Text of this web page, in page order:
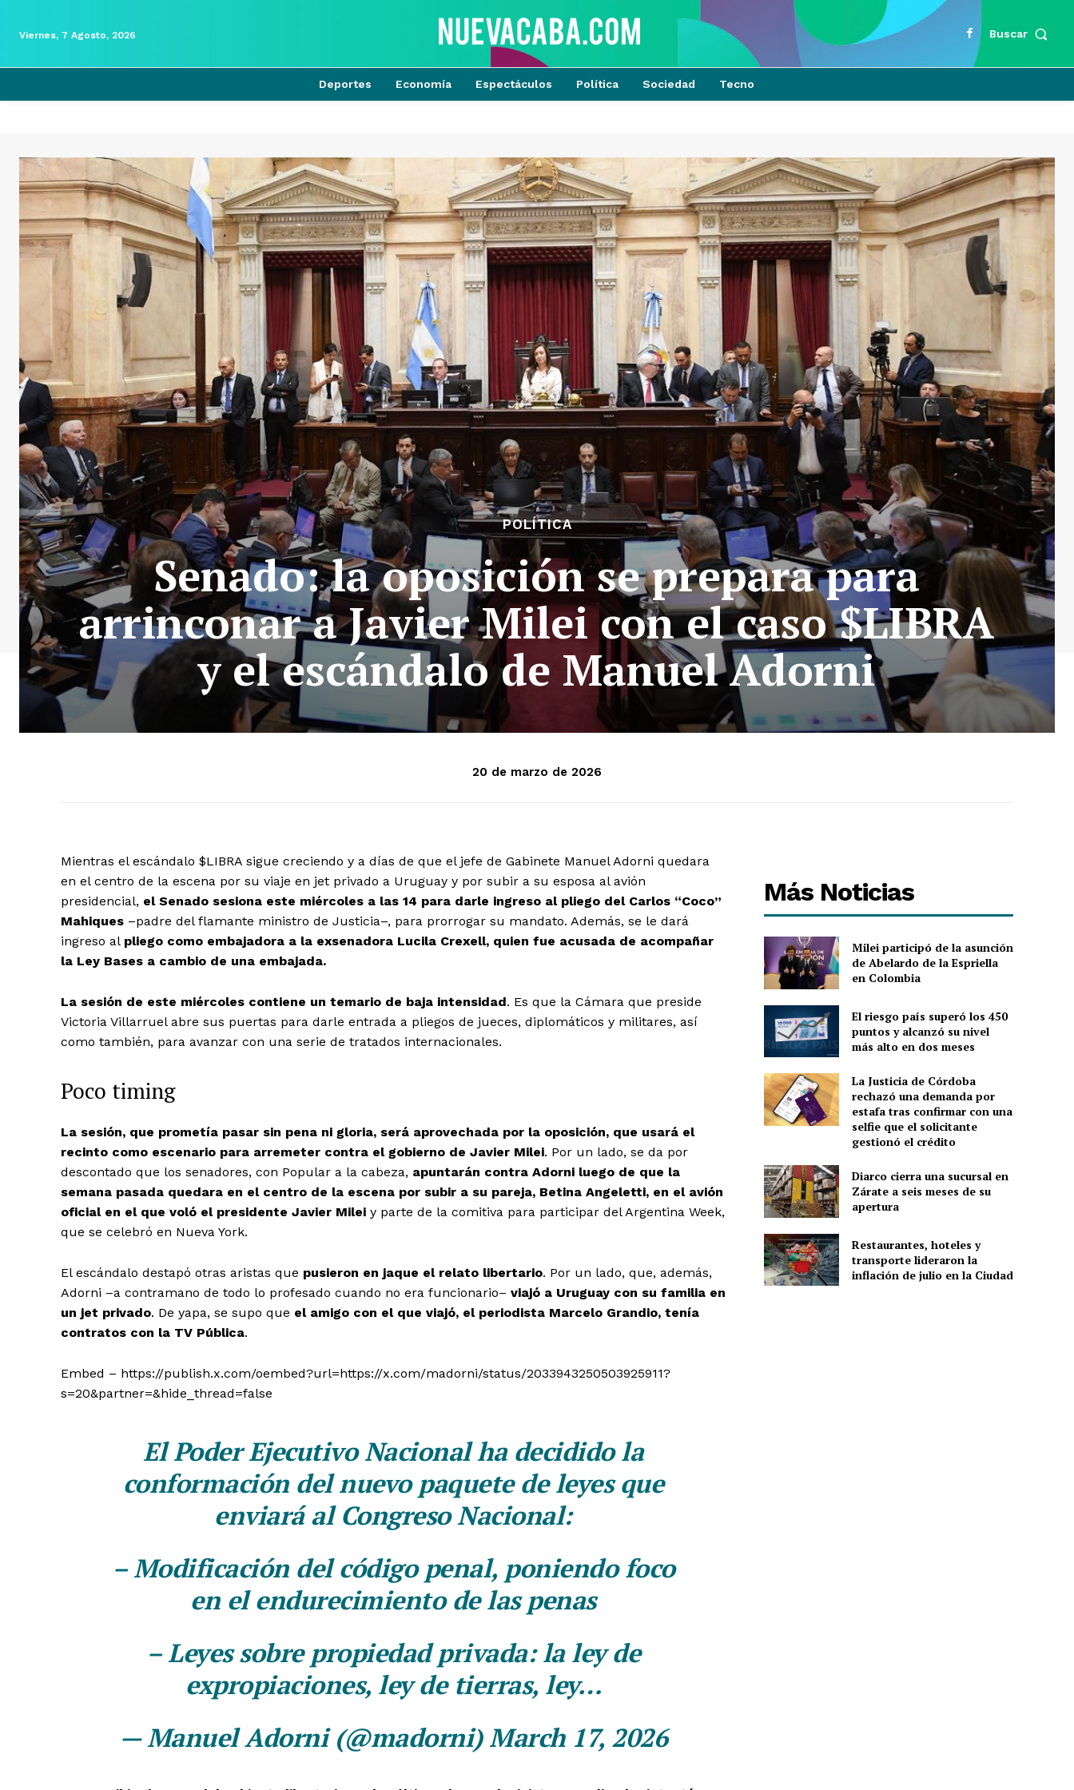
Viernes, 7 Agosto, 2026 Buscar
Deportes Economía Espectáculos Política Sociedad Tecno
POLÍTICA
Senado: la oposición se prepara para
arrinconar a Javier Milei con el caso $LIBRA
y el escándalo de Manuel Adorni
20 de marzo de 2026
Mientras el escándalo $LIBRA sigue creciendo y a días de que el jefe de Gabinete Manuel Adorni quedara
en el centro de la escena por su viaje en jet privado a Uruguay y por subir a su esposa al avión
presidencial, el Senado sesiona este miércoles a las 14 para darle ingreso al pliego del Carlos “Coco”
Mahiques –padre del flamante ministro de Justicia–, para prorrogar su mandato. Además, se le dará
ingreso al pliego como embajadora a la exsenadora Lucila Crexell, quien fue acusada de acompañar
la Ley Bases a cambio de una embajada.
La sesión de este miércoles contiene un temario de baja intensidad. Es que la Cámara que preside
Victoria Villarruel abre sus puertas para darle entrada a pliegos de jueces, diplomáticos y militares, así
como también, para avanzar con una serie de tratados internacionales.
Poco timing
La sesión, que prometía pasar sin pena ni gloria, será aprovechada por la oposición, que usará el
recinto como escenario para arremeter contra el gobierno de Javier Milei. Por un lado, se da por
descontado que los senadores, con Popular a la cabeza, apuntarán contra Adorni luego de que la
semana pasada quedara en el centro de la escena por subir a su pareja, Betina Angeletti, en el avión
oficial en el que voló el presidente Javier Milei y parte de la comitiva para participar del Argentina Week,
que se celebró en Nueva York.
El escándalo destapó otras aristas que pusieron en jaque el relato libertario. Por un lado, que, además,
Adorni –a contramano de todo lo profesado cuando no era funcionario– viajó a Uruguay con su familia en
un jet privado. De yapa, se supo que el amigo con el que viajó, el periodista Marcelo Grandio, tenía
contratos con la TV Pública.
Embed – https://publish.x.com/oembed?url=https://x.com/madorni/status/2033943250503925911?
s=20&partner=&hide_thread=false
El Poder Ejecutivo Nacional ha decidido la
conformación del nuevo paquete de leyes que
enviará al Congreso Nacional:
– Modificación del código penal, poniendo foco
en el endurecimiento de las penas
– Leyes sobre propiedad privada: la ley de
expropiaciones, ley de tierras, ley…
— Manuel Adorni (@madorni) March 17, 2026
Más Noticias
Milei participó de la asunción
de Abelardo de la Espriella
en Colombia
El riesgo país superó los 450
puntos y alcanzó su nivel
más alto en dos meses
La Justicia de Córdoba
rechazó una demanda por
estafa tras confirmar con una
selfie que el solicitante
gestionó el crédito
Diarco cierra una sucursal en
Zárate a seis meses de su
apertura
Restaurantes, hoteles y
transporte lideraron la
inflación de julio en la Ciudad